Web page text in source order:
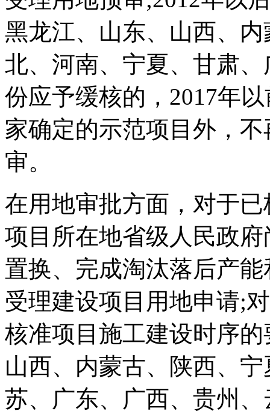
黑龙江、山东、山西、
北、河南、宁夏、甘肃
份应予缓核的，2017年
家确定的示范项目外，
审。
在用地审批方面，对于
项目所在地省级人民政
置换、完成淘汰落后产
受理建设项目用地申请;
核准项目施工建设时序
山西、内蒙古、陕西、
苏、广东、广西、贵州